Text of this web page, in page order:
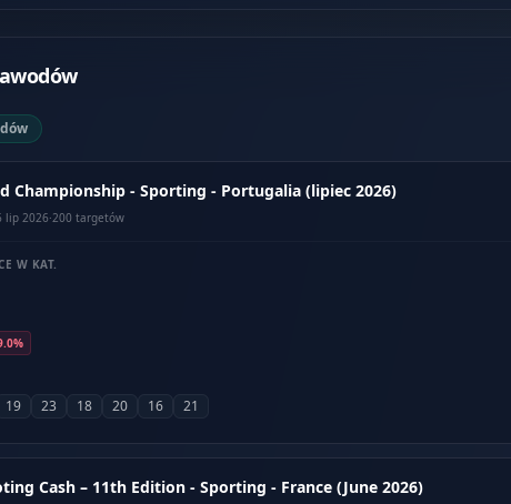
Championship - Sporting - Portugalia (lipiec 2026)
lip 2026·200 targetów
W KAT.
19 23 18 20 16 21
Cash – 11th Edition - Sporting - France (June 2026)